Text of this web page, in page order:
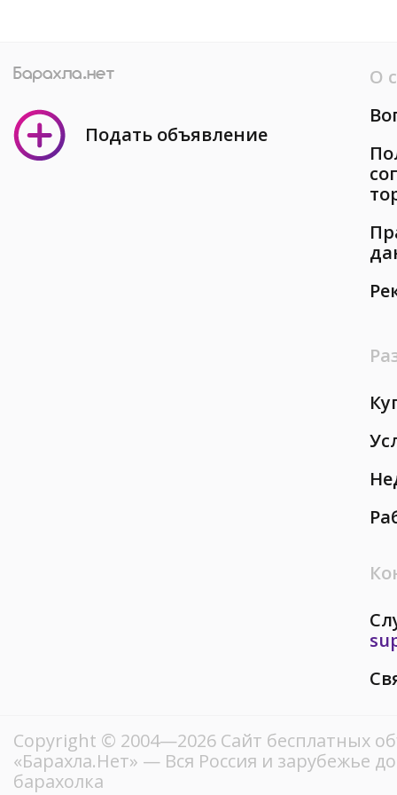
Подать объявление
О
Copyright © 2004—2026 Сайт бесплатных
«Барахла.Нет» — Вся Россия и зарубежье
барахолка